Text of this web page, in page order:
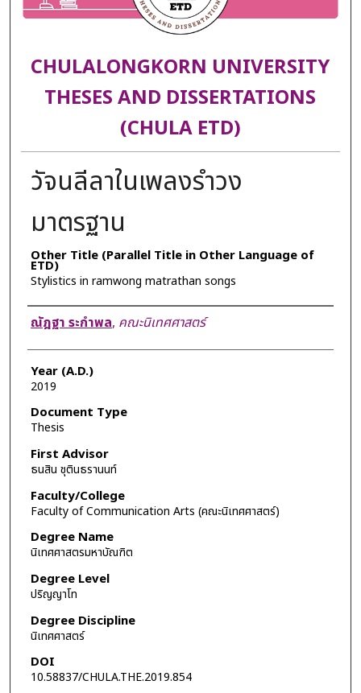
CHULALONGKORN UNIVERSITY
THESES AND DISSERTATIONS
(CHULA ETD)
วัจนลีลาในเพลงรำวง
มาตรฐาน
Other Title (Parallel Title in Other Language of
ETD)
Stylistics in ramwong matrathan songs
Author
ณัฎฐา ระกำพล, คณะนิเทศศาสตร์
Year (A.D.)
2019
Document Type
Thesis
First Advisor
ธนสิน ชุตินธรานนท์
Faculty/College
Faculty of Communication Arts (คณะนิเทศศาสตร์)
Degree Name
นิเทศศาสตรมหาบัณฑิต
Degree Level
ปริญญาโท
Degree Discipline
นิเทศศาสตร์
DOI
10.58837/CHULA.THE.2019.854